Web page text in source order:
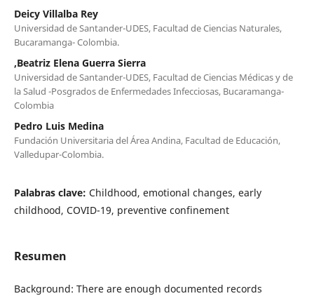
Deicy Villalba Rey
Universidad de Santander-UDES, Facultad de Ciencias Naturales,
Bucaramanga- Colombia.
,Beatriz Elena Guerra Sierra
Universidad de Santander-UDES, Facultad de Ciencias Médicas y de
la Salud -Posgrados de Enfermedades Infecciosas, Bucaramanga-
Colombia
Pedro Luis Medina
Fundación Universitaria del Área Andina, Facultad de Educación,
Valledupar-Colombia.
Palabras clave: Childhood, emotional changes, early
childhood, COVID-19, preventive confinement
Resumen
Background: There are enough documented records